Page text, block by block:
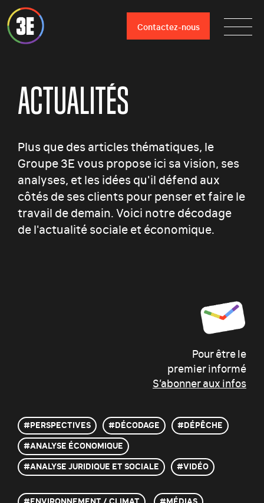
Contactez-nous
ACTUALITÉS
Plus que des articles thématiques, le
Groupe 3E vous propose ici sa vision, ses
analyses, et les idées qu'il défend aux
côtés de ses clients pour penser et faire le
travail de demain. Voici notre décodage
de l'actualité sociale et économique.
Pour être le
premier informé
S’abonner aux infos
#PERSPECTIVES #DÉCODAGE
#DÉPÊCHE
#ANALYSE ÉCONOMIQUE
#ANALYSE JURIDIQUE ET SOCIALE
#VIDÉO
ENVIRONNEMENT / CLIMAT
MÉDIAS